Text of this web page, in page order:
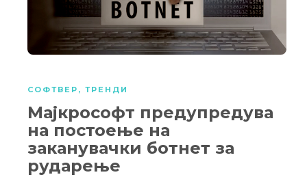
СОФТВЕР , ТРЕНДИ
Мајкрософт предупредува
на постоење на
заканувачки ботнет за
рударење